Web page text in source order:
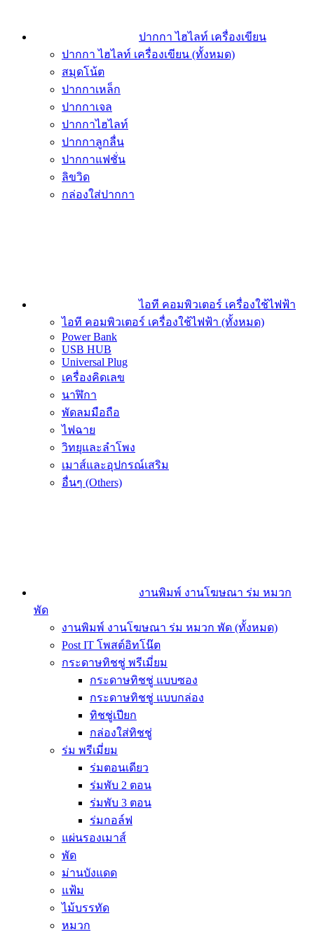
ปากกา ไฮไลท์ เครื่องเขียน
ปากกา ไฮไลท์ เครื่องเขียน (ทั้งหมด)
สมุดโน้ต
ปากกาเหล็ก
ปากกาเจล
ปากกาไฮไลท์
ปากกาลูกลื่น
ปากกาแฟชั่น
ลิขวิด
กล่องใส่ปากกา
ไอที คอมพิวเตอร์ เครื่องใช้ไฟฟ้า
ไอที คอมพิวเตอร์ เครื่องใช้ไฟฟ้า (ทั้งหมด)
Power Bank
USB HUB
Universal Plug
เครื่องคิดเลข
นาฬิกา
พัดลมมือถือ
ไฟฉาย
วิทยุและลำโพง
เมาส์และอุปกรณ์เสริม
อื่นๆ (Others)
งานพิมพ์ งานโฆษณา ร่ม หมวก
พัด
งานพิมพ์ งานโฆษณา ร่ม หมวก พัด (ทั้งหมด)
Post IT โพสต์อิทโน๊ต
กระดาษทิชชู่ พรีเมี่ยม
กระดาษทิชชู่ แบบซอง
กระดาษทิชชู่ แบบกล่อง
ทิชชู่เปียก
กล่องใส่ทิชชู่
ร่ม พรีเมี่ยม
ร่มตอนเดียว
ร่มพับ 2 ตอน
ร่มพับ 3 ตอน
ร่มกอล์ฟ
แผ่นรองเมาส์
พัด
ม่านบังแดด
แฟ้ม
ไม้บรรทัด
หมวก